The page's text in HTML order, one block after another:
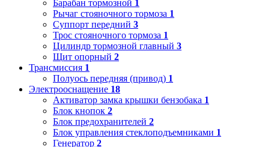
Барабан тормозной 1
Рычаг стояночного тормоза 1
Суппорт передний 3
Трос стояночного тормоза 1
Цилиндр тормозной главный 3
Щит опорный 2
Трансмиссия 1
Полуось передняя (привод) 1
Электрооснащение 18
Активатор замка крышки бензобака 1
Блок кнопок 2
Блок предохранителей 2
Блок управления стеклоподъемниками 1
Генератор 2